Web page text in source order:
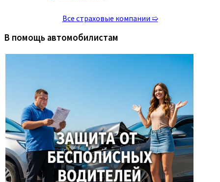
Все страховые компании ➯
В помощь автомобилистам